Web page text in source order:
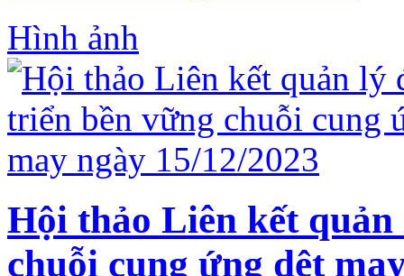
Hình ảnh
Hội thảo Liên kết
chuỗi cung ứng dệt